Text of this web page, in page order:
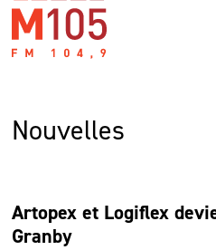
Nouvelles
Artopex et Logiflex
Granby